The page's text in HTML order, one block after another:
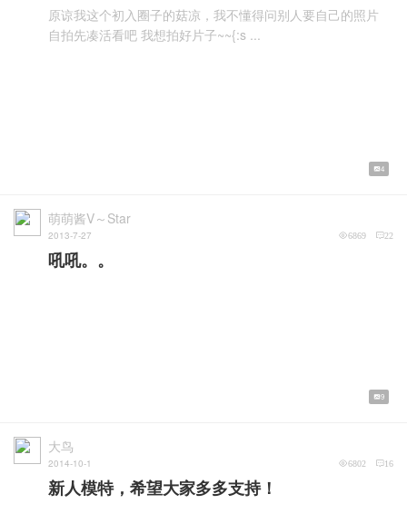
原谅我这个初入圈子的菇凉，我不懂得问别人要自己的照片
自拍先凑活看吧 我想拍好片子~~{:s ...
4
萌萌酱V～Star
2013-7-27 22
6869
吼吼。。
9
大鸟
2014-10-1 16
6802
新人模特，希望大家多多支持！